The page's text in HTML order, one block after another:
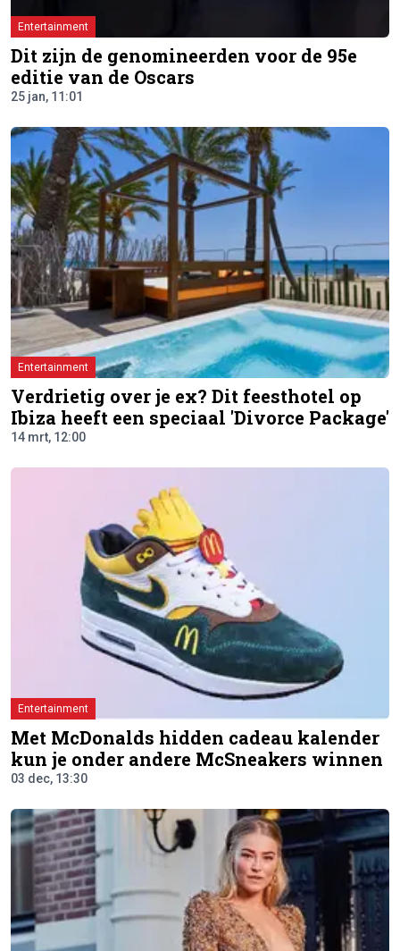
Entertainment
Dit zijn de genomineerden voor de 95e
editie van de Oscars
25 jan, 11:01
Entertainment
Verdrietig over je ex? Dit feesthotel op
Ibiza heeft een speciaal 'Divorce Package'
14 mrt, 12:00
Entertainment
Met McDonalds hidden cadeau kalender
kun je onder andere McSneakers winnen
03 dec, 13:30